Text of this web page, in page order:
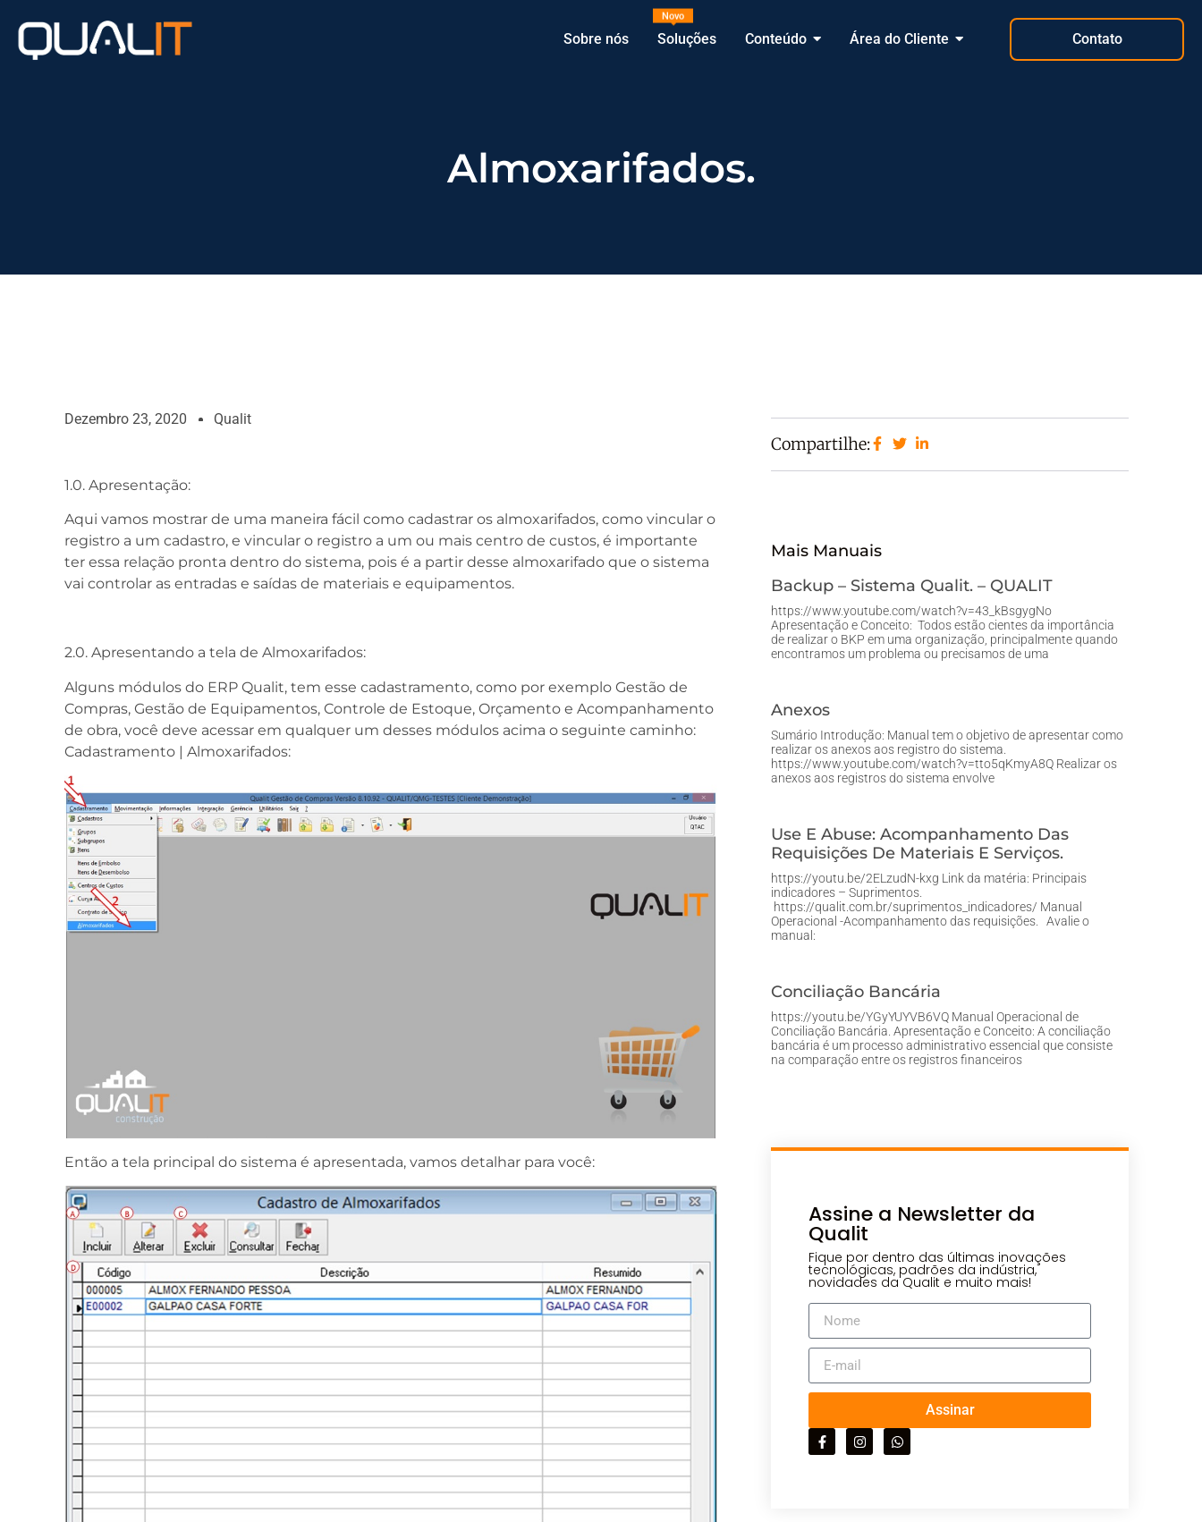
Sobre nós Soluções
Novo
Conteúdo Área do Cliente Contato
Almoxarifados.
Dezembro 23, 2020 Qualit
1.0. Apresentação:
Aqui vamos mostrar de uma maneira fácil como cadastrar os almoxarifados, como vincular o
registro a um cadastro, e vincular o registro a um ou mais centro de custos, é importante
ter essa relação pronta dentro do sistema, pois é a partir desse almoxarifado que o sistema
vai controlar as entradas e saídas de materiais e equipamentos.
2.0. Apresentando a tela de Almoxarifados:
Alguns módulos do ERP Qualit, tem esse cadastramento, como por exemplo Gestão de
Compras, Gestão de Equipamentos, Controle de Estoque, Orçamento e Acompanhamento
de obra, você deve acessar em qualquer um desses módulos acima o seguinte caminho:
Cadastramento | Almoxarifados:
Então a tela principal do sistema é apresentada, vamos detalhar para você:
Compartilhe:
Mais Manuais
Backup – Sistema Qualit. – QUALIT
https://www.youtube.com/watch?v=43_kBsgygNo
Apresentação e Conceito: Todos estão cientes da importância
de realizar o BKP em uma organização, principalmente quando
encontramos um problema ou precisamos de uma
Anexos
Sumário Introdução: Manual tem o objetivo de apresentar como
realizar os anexos aos registro do sistema.
https://www.youtube.com/watch?v=tto5qKmyA8Q Realizar os
anexos aos registros do sistema envolve
Use E Abuse: Acompanhamento Das
Requisições De Materiais E Serviços.
https://youtu.be/2ELzudN-kxg Link da matéria: Principais
indicadores – Suprimentos.
https://qualit.com.br/suprimentos_indicadores/ Manual
Operacional -Acompanhamento das requisições. Avalie o
manual:
Conciliação Bancária
https://youtu.be/YGyYUYVB6VQ Manual Operacional de
Conciliação Bancária. Apresentação e Conceito: A conciliação
bancária é um processo administrativo essencial que consiste
na comparação entre os registros financeiros
Assine a Newsletter da
Qualit
Fique por dentro das últimas inovações
tecnológicas, padrões da indústria,
novidades da Qualit e muito mais!
Assinar